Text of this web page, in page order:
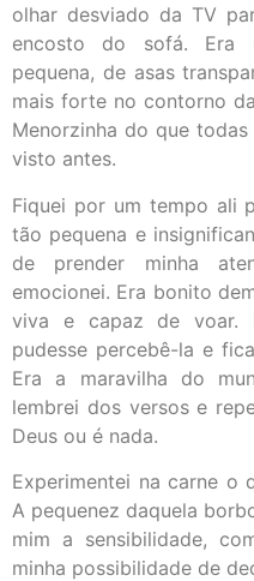
olhar desviado da TV
encosto do sofá. Era
pequena, de asas
mais forte no contorno
Menorzinha do que
visto antes.
Fiquei por um tempo ali
tão pequena e
de prender minha
emocionei. Era bonito
viva e capaz de voar.
pudesse percebê-la e
Era a maravilha do
lembrei dos versos e
Deus ou é nada.
Experimentei na carne o
A pequenez daquela
mim a sensibilidade,
minha possibilidade de